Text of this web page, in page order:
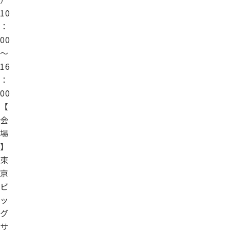
10
：
00
～
16
：
00
【
会
場
】
東
京
ビ
ッ
グ
サ